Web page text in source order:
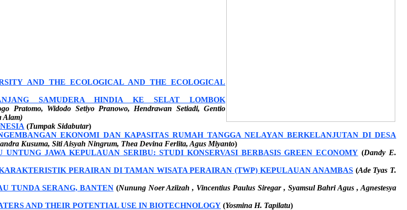
AND THE ECOLOGICAL AND THE ECOLOGICAL
SAMUDERA HINDIA KE SELAT LOMBOK
Pratomo, Widodo Setiyo Pranowo, Hendrawan Setiadi, Gentio
Alam)
(Tumpak Sidabutar)
EKONOMI DAN KAPASITAS RUMAH TANGGA NELAYAN BERKELANJUTAN DI DESA
Kusuma, Siti Aisyah Ningrum, Thea Devina Ferlita, Agus Miyanto)
JAWA KEPULAUAN SERIBU: STUDI KONSERVASI BERBASIS GREEN ECONOMY (Dandy E.
PERAIRAN DI TAMAN WISATA PERAIRAN (TWP) KEPULAUAN ANAMBAS (Ade Tyas T.
TUNDA SERANG, BANTEN(Nunung Noer Aziizah , Vincentius Paulus Siregar , Syamsul Bahri Agus , Agnestesya
AND THEIR POTENTIAL USE IN BIOTECHNOLOGY (Yosmina H. Tapilatu)